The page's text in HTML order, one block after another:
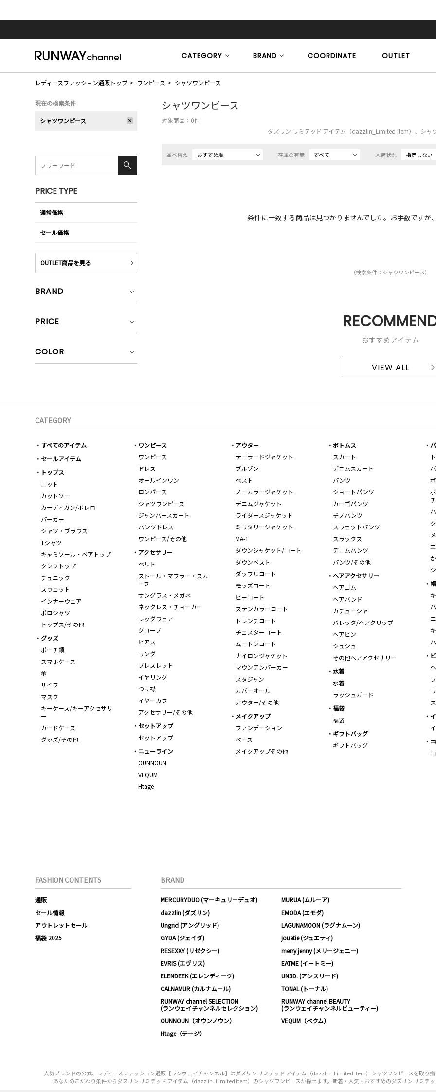
CATEGORY BRAND COORDINATE OUTLET
レディースファッション通販トップ ワンピース シャツワンピース
シャツワンピース
対象商品： 0件
ダズリン リミテッド アイテム（dazzlin_Limited Item）、シャ
並べ替え おすすめ順 在庫の有無 すべて 入荷状況 指定しない
条件に一致する商品は見つかりませんでした。お手数ですが
（検索条件：シャツワンピース）
おすすめアイテム
VIEW ALL
現在の検索条件
シャツワンピース
PRICE TYPE
通常価格
セール価格
OUTLET商品を見る
BRAND
PRICE
COLOR
CATEGORY
すべてのアイテム
セールアイテム
トップス
ニット
カットソー
カーディガン/ボレロ
パーカー
シャツ・ブラウス
Tシャツ
キャミソール・ベアトップ
タンクトップ
チュニック
スウェット
インナーウェア
ポロシャツ
トップス/その他
ワンピース
ワンピース
ドレス
オールインワン
ロンパース
シャツワンピース
ジャンパースカート
パンツドレス
ワンピース/その他
アウター
テーラードジャケット
ブルゾン
ベスト
ノーカラージャケット
デニムジャケット
ライダースジャケット
ミリタリージャケット
MA-1
ダウンジャケット/コート
ダウンベスト
ダッフルコート
モッズコート
ピーコート
ステンカラーコート
トレンチコート
チェスターコート
ムートンコート
ナイロンジャケット
マウンテンパーカー
スタジャン
カバーオール
アウター/その他
ボトムス
スカート
デニムスカート
パンツ
ショートパンツ
カーゴパンツ
チノパンツ
スウェットパンツ
スラックス
デニムパンツ
パンツ/その他
チ
アクセサリー
ベルト
ストール・マフラー・スカ
ーフ
サングラス・メガネ
ネックレス・チョーカー
レッグウェア
グローブ
ピアス
リング
ブレスレット
イヤリング
つけ襟
イヤーカフ
アクセサリー/その他
ヘアアクセサリー
ヘアゴム
ヘアバンド
カチューシャ
バレッタ/ヘアクリップ
ヘアピン
シュシュ
その他ヘアアクセサリー
グッズ
ポーチ類
スマホケース
傘
サイフ
マスク
キーケース/キーアクセサリ
ー
カードケース
グッズ/その他
水着
水着
ラッシュガード
福袋
福袋
メイクアップ
ファンデーション
ベース
メイクアップその他
セットアップ
セットアップ
ギフトバッグ
ギフトバッグ
ニューライン
OUNNOUN
VEQUM
Htage
FASHION CONTENTS
通販
セール情報
アウトレットセール
福袋 2025
BRAND
MERCURYDUO (マーキュリーデュオ)
MURUA (ムルーア)
dazzlin (ダズリン)
EMODA (エモダ)
Ungrid (アングリッド)
LAGUNAMOON (ラグナムーン)
GYDA (ジェイダ)
jouetie (ジュエティ)
RESEXXY (リゼクシー)
merry jenny (メリージェニー)
EVRIS (エヴリス)
EATME (イートミー)
ELENDEEK (エレンディーク)
UN3D. (アンスリード)
CALNAMUR (カルナムール)
TONAL (トーナル)
RUNWAY channel SELECTION
(ランウェイチャンネルセレクション)
RUNWAY channel BEAUTY
(ランウェイチャンネルビューティー)
OUNNOUN（オウンノウン）
VEQUM（ベクム）
Htage（テージ）
人気ブランドの公式、レディースファッション通販【ランウェイチャンネル】はダズリン リミテッド アイテム（dazzlin_Limited Item）シャツワンピースを取り
あなたのこだわり条件からダズリン リミテッド アイテム（dazzlin_Limited Item）のシャツワンピースが探せます。新着・人気・おすすめのダズリン リミ